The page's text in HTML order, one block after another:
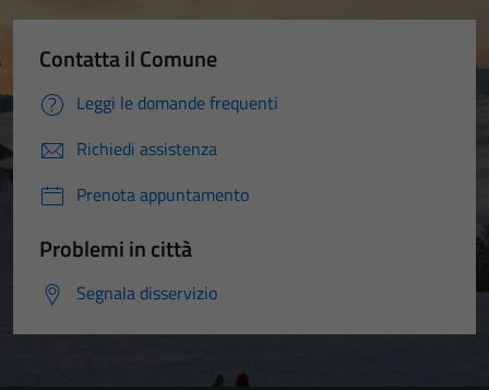
Contatta il Comune
Leggi le domande frequenti
Richiedi assistenza
Prenota appuntamento
Problemi in città
Segnala disservizio